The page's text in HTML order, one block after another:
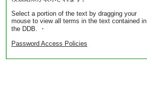
Select a portion of the text by dragging your
mouse to view all terms in the text contained in
the DDB. ・
Password Access Policies